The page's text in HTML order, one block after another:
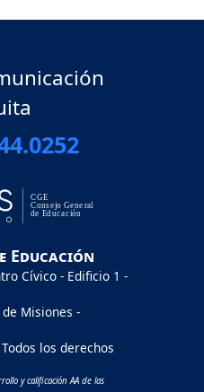
Educación
Cívico - Edificio 1 -
Misiones -
los derechos
y calificación AA de las